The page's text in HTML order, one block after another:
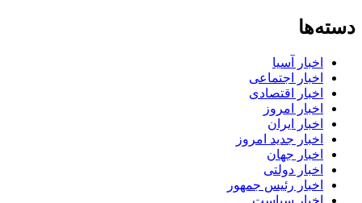
دسته‌ها
اخبار آسیا
اخبار اجتماعی
اخبار اقتصادی
اخبار امروز
اخبار ایران
اخبار جدید امروز
اخبار جهان
اخبار دولتی
اخبار رئیس جمهور
اخبار سیاست